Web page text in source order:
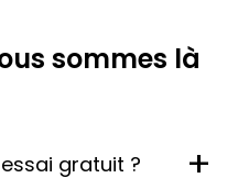
sommes là
gratuit ? +